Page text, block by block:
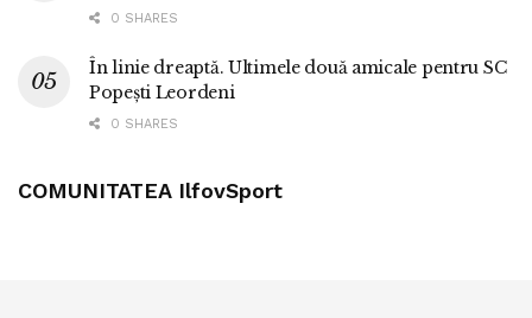
0 SHARES
În linie dreaptă. Ultimele două amicale pentru SC
Popești Leordeni
0 SHARES
COMUNITATEA IlfovSport